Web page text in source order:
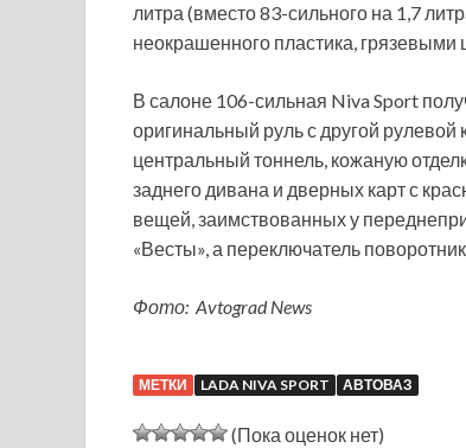
литра (вместо 83-сильного на 1,7
неокрашенного пластика,
В салоне 106-сильная Niva Sport
оригинальный руль с другой
центральный тоннель, кожаную
заднего дивана и дверных карт с
вещей, заимствованных у
«Весты», а переключатель
Фото: Avtograd News
МЕТКИ LADA NIVA SPORT АВТОВАЗ
(Пока оценок нет)